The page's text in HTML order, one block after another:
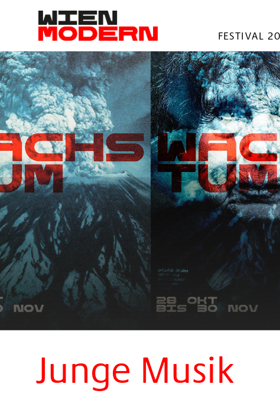
springen
FESTIVAL
Junge Musik